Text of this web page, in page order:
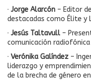
· Jorge Alarcón – Editor
destacadas como Élite y
· Jesús Taltavull –
comunicación
· Verónika Galíndez –
liderazgo y
de la brecha de género